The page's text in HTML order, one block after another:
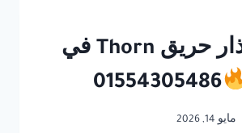
تركيب انذار حريق Thorn في
01554305486
مايو 14, 2026